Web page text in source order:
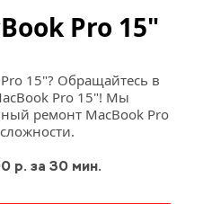
Pro 15"
15"? Обращайтесь в
Pro 15"! Мы
ремонт MacBook Pro
р. за 30 мин.